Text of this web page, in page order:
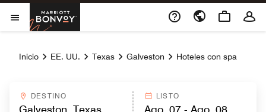
Skip to Content
Abrir el menú
Marriott Bonvoy
Inicio EE. UU. Texas Galveston Hoteles con spa
DESTINO LISTO